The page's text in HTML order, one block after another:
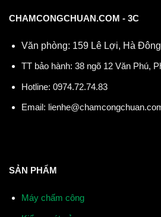
CHAMCONGCHUAN.COM - 3C
Văn phòng: 159 Lê Lợi, Hà
TT bảo hành: 38 ngõ 12 Văn Phú,
Hotline: 0974.72.74.83
Email:
SẢN PHẨM
Máy chấm công